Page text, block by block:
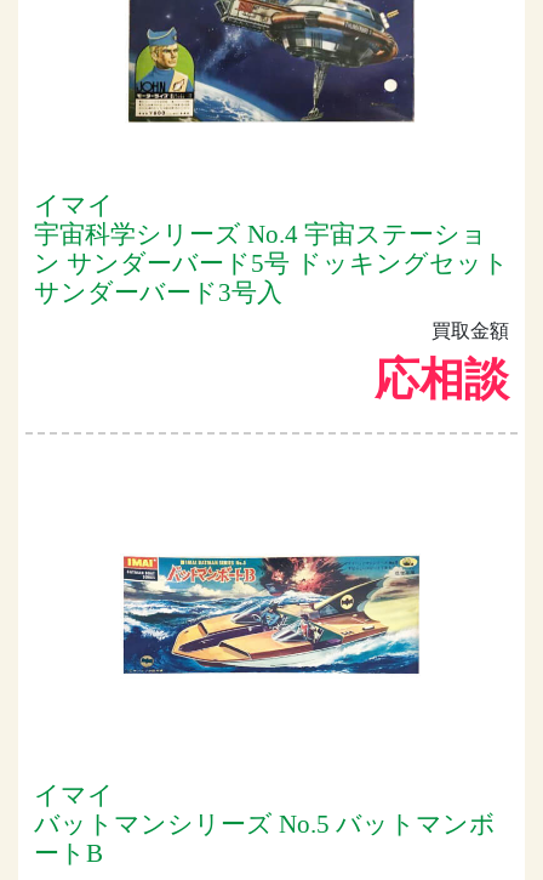
イマイ
宇宙科学シリーズ No.4 宇宙ステーショ
ン サンダーバード5号 ドッキングセット
サンダーバード3号入
買取金額
応相談
イマイ
バットマンシリーズ No.5 バットマンボ
ートB